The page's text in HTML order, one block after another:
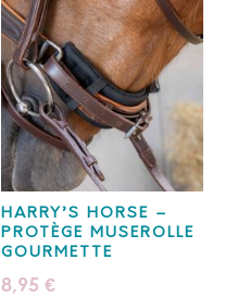
HARRY’S HORSE –
PROTÈGE MUSEROLLE
GOURMETTE
8,95 €